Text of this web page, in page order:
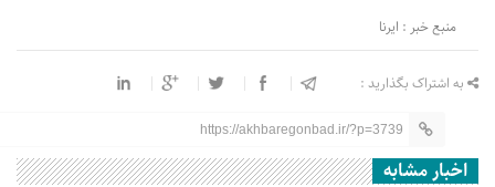
منبع خبر : ایرنا
به اشتراک بگذارید :
https://akhbaregonbad.ir/?p=3739
اخبار مشابه